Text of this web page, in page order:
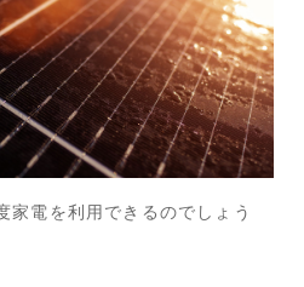
家電を利用できるのでしょう